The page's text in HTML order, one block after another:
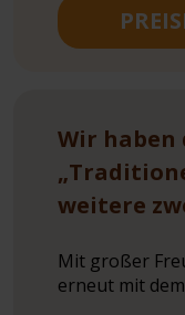
Wir haben
weitere
Mit großer
erneut mit